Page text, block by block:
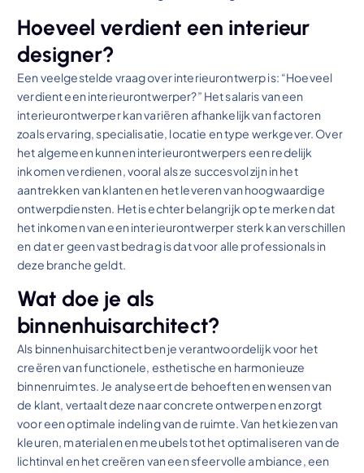
Hoeveel verdient een interieur
designer?
Een veelgestelde vraag over interieurontwerp is: “Hoeveel
verdient een interieurontwerper?” Het salaris van een
interieurontwerper kan variëren afhankelijk van factoren
zoals ervaring, specialisatie, locatie en type werkgever. Over
het algemeen kunnen interieurontwerpers een redelijk
inkomen verdienen, vooral als ze succesvol zijn in het
aantrekken van klanten en het leveren van hoogwaardige
ontwerpdiensten. Het is echter belangrijk op te merken dat
het inkomen van een interieurontwerper sterk kan verschillen
en dat er geen vast bedrag is dat voor alle professionals in
deze branche geldt.
Wat doe je als
binnenhuisarchitect?
Als binnenhuisarchitect ben je verantwoordelijk voor het
creëren van functionele, esthetische en harmonieuze
binnenruimtes. Je analyseert de behoeften en wensen van
de klant, vertaalt deze naar concrete ontwerpen en zorgt
voor een optimale indeling van de ruimte. Van het kiezen van
kleuren, materialen en meubels tot het optimaliseren van de
lichtinval en het creëren van een sfeervolle ambiance, een